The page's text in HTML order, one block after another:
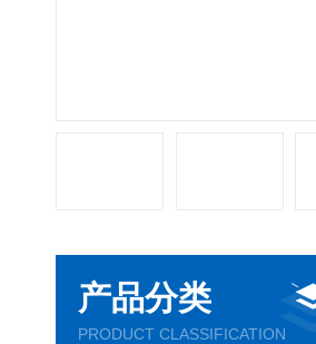
产品分类
PRODUCT CLASSIFICATION